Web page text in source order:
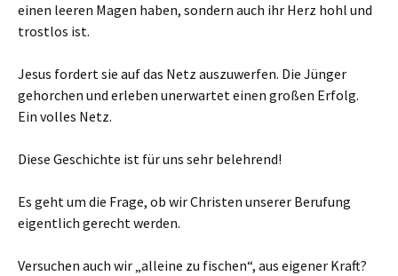
einen leeren Magen haben, sondern auch ihr Herz hohl und
trostlos ist.
Jesus fordert sie auf das Netz auszuwerfen. Die Jünger
gehorchen und erleben unerwartet einen großen Erfolg.
Ein volles Netz.
Diese Geschichte ist für uns sehr belehrend!
Es geht um die Frage, ob wir Christen unserer Berufung
eigentlich gerecht werden.
Versuchen auch wir „alleine zu fischen“, aus eigener Kraft?